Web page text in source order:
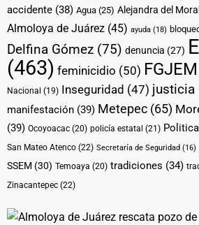
accidente (38) Agua (25) Alejandra del Moral
Almoloya de Juárez (45) ayuda (18)
Delfina Gómez (75) denuncia (27)
(463) feminicidio (50) FGJEM
Nacional (19) Inseguridad (47) justicia
manifestación (39) Metepec (65)
(39) Ocoyoacac (20) policía estatal (21) Politica
San Mateo Atenco (22) Secretaría de Seguridad (16)
SSEM (30) Temoaya (20) tradiciones (34)
Zinacantepec (22)